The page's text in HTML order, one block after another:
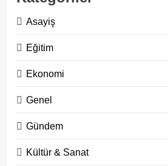
Asayiş
Eğitim
Ekonomi
Genel
Gündem
Kültür & Sanat